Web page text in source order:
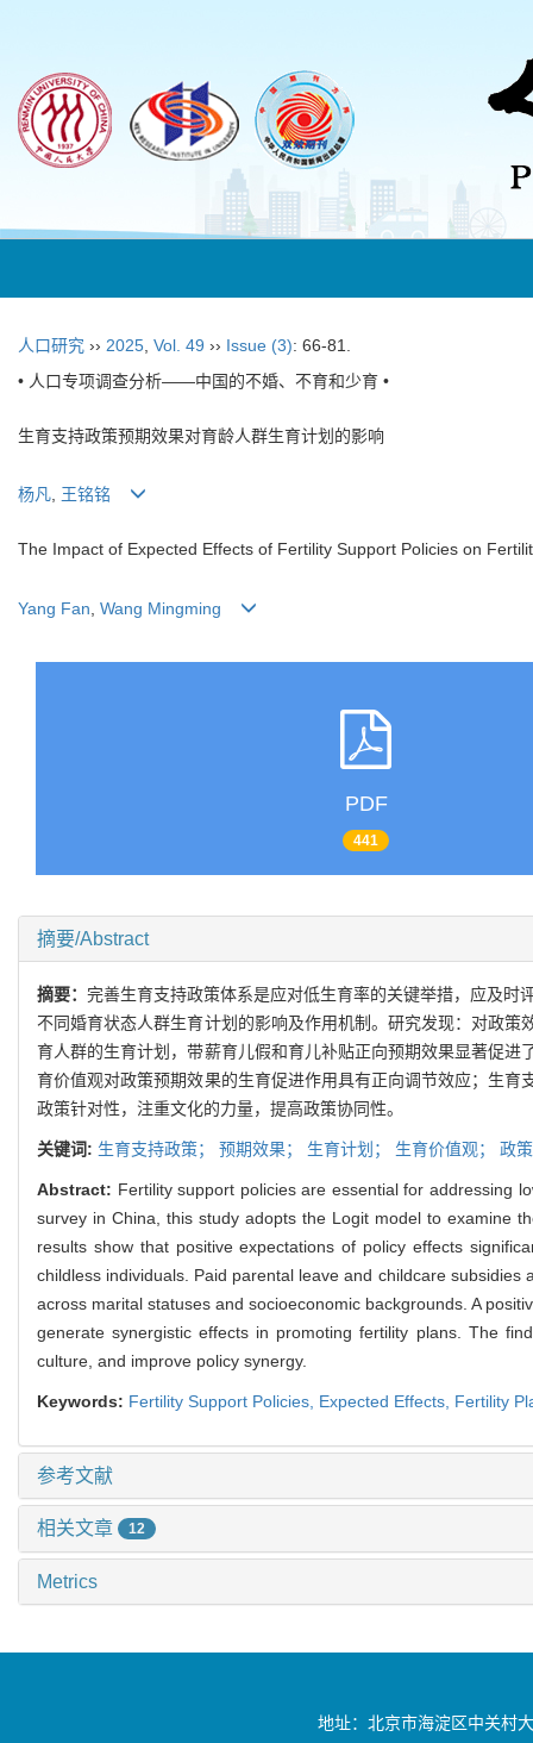
人口研究 ›› 2025 Vol. 49 ›› Issue (3): 66-81.
• 人口专项调查分析——中国的不婚、不育和少育 •
生育支持政策预期效果对育龄人群生育计划的影响
杨凡, 王铭铭
The Impact of Expected Effects of Fertility Support Policies on
Yang Fan Wang Mingming
PDF
441
摘要/Abstract
摘要：完善生育支持政策体系是应对低生育率的关键举措，应及
不同婚育状态人群生育计划的影响及作用机制。研究发现：对政
育人群的生育计划，带薪育儿假和育儿补贴正向预期效果显著促
育价值观对政策预期效果的生育促进作用具有正向调节效应；生
政策针对性，注重文化的力量，提高政策协同性。
关键词: 生育支持政策； 预期效果； 生育计划； 生育价值观； 政
Abstract: Fertility support policies are essential for addressing
survey in China, this study adopts the Logit model to examine
results show that positive expectations of policy effects
childless individuals. Paid parental leave and childcare
across marital statuses and socioeconomic backgrounds. A
generate synergistic effects in promoting fertility plans. The
culture, and improve policy synergy.
Keywords: Fertility Support Policies, Expected Effects, Fertility
参考文献
相关文章 12
Metrics
地址：北京市海淀区中关村